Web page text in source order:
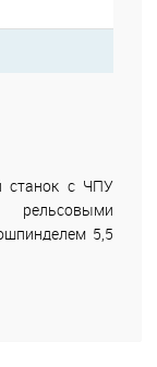
станок с ЧПУ
5,5